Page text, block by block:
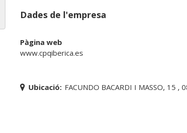
Dades de l'empresa
Pàgina web
www.cpqiberica.es
Ubicació: FACUNDO BACARDI I MASSO, 15 ,